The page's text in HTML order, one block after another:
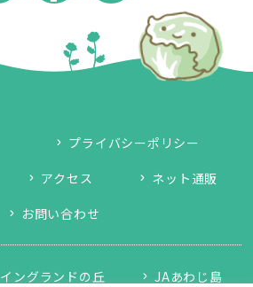
プライバシーポリシー
アクセス
ネット通販
お問い合わせ
イングランドの丘 JAあわじ島